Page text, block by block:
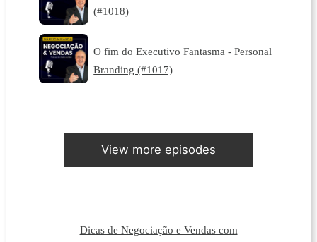
(#1018)
O fim do Executivo Fantasma - Personal
Branding (#1017)
View more episodes
Dicas de Negociação e Vendas com